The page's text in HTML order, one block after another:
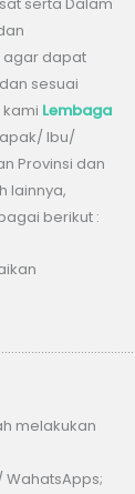
agar dapat
sesuai
Lembaga
Ibu/
Provinsi dan
lainnya,
berikut :
melakukan
WahatsApps;